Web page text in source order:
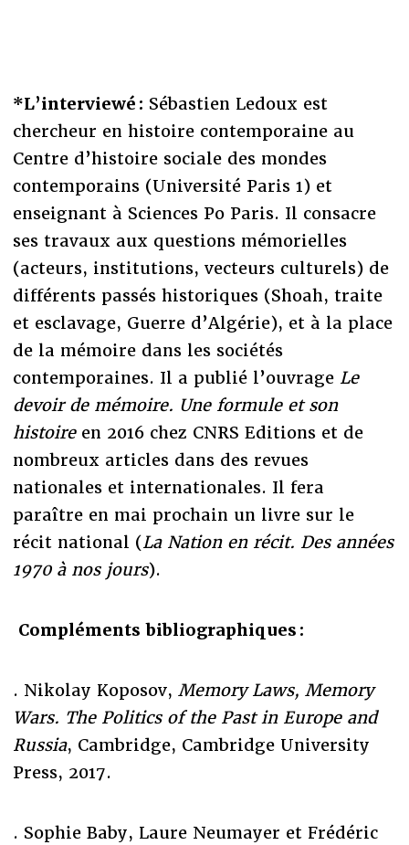
*L’interviewé : Sébastien Ledoux est
chercheur en histoire contemporaine au
Centre d’histoire sociale des mondes
contemporains (Université Paris 1) et
enseignant à Sciences Po Paris. Il consacre
ses travaux aux questions mémorielles
(acteurs, institutions, vecteurs culturels) de
différents passés historiques (Shoah, traite
et esclavage, Guerre d’Algérie), et à la place
de la mémoire dans les sociétés
contemporaines. Il a publié l’ouvrage Le
devoir de mémoire. Une formule et son
histoireen 2016 chez CNRS Editions et de
nombreux articles dans des revues
nationales et internationales. Il fera
paraître en mai prochain un livre sur le
récit national (La Nation en récit. Des années
1970 à nos jours).
Compléments bibliographiques :
. Nikolay Koposov, Memory Laws, Memory
Wars. The Politics of the Past in Europe and
Russia, Cambridge, Cambridge University
Press, 2017.
. Sophie Baby, Laure Neumayer et Frédéric